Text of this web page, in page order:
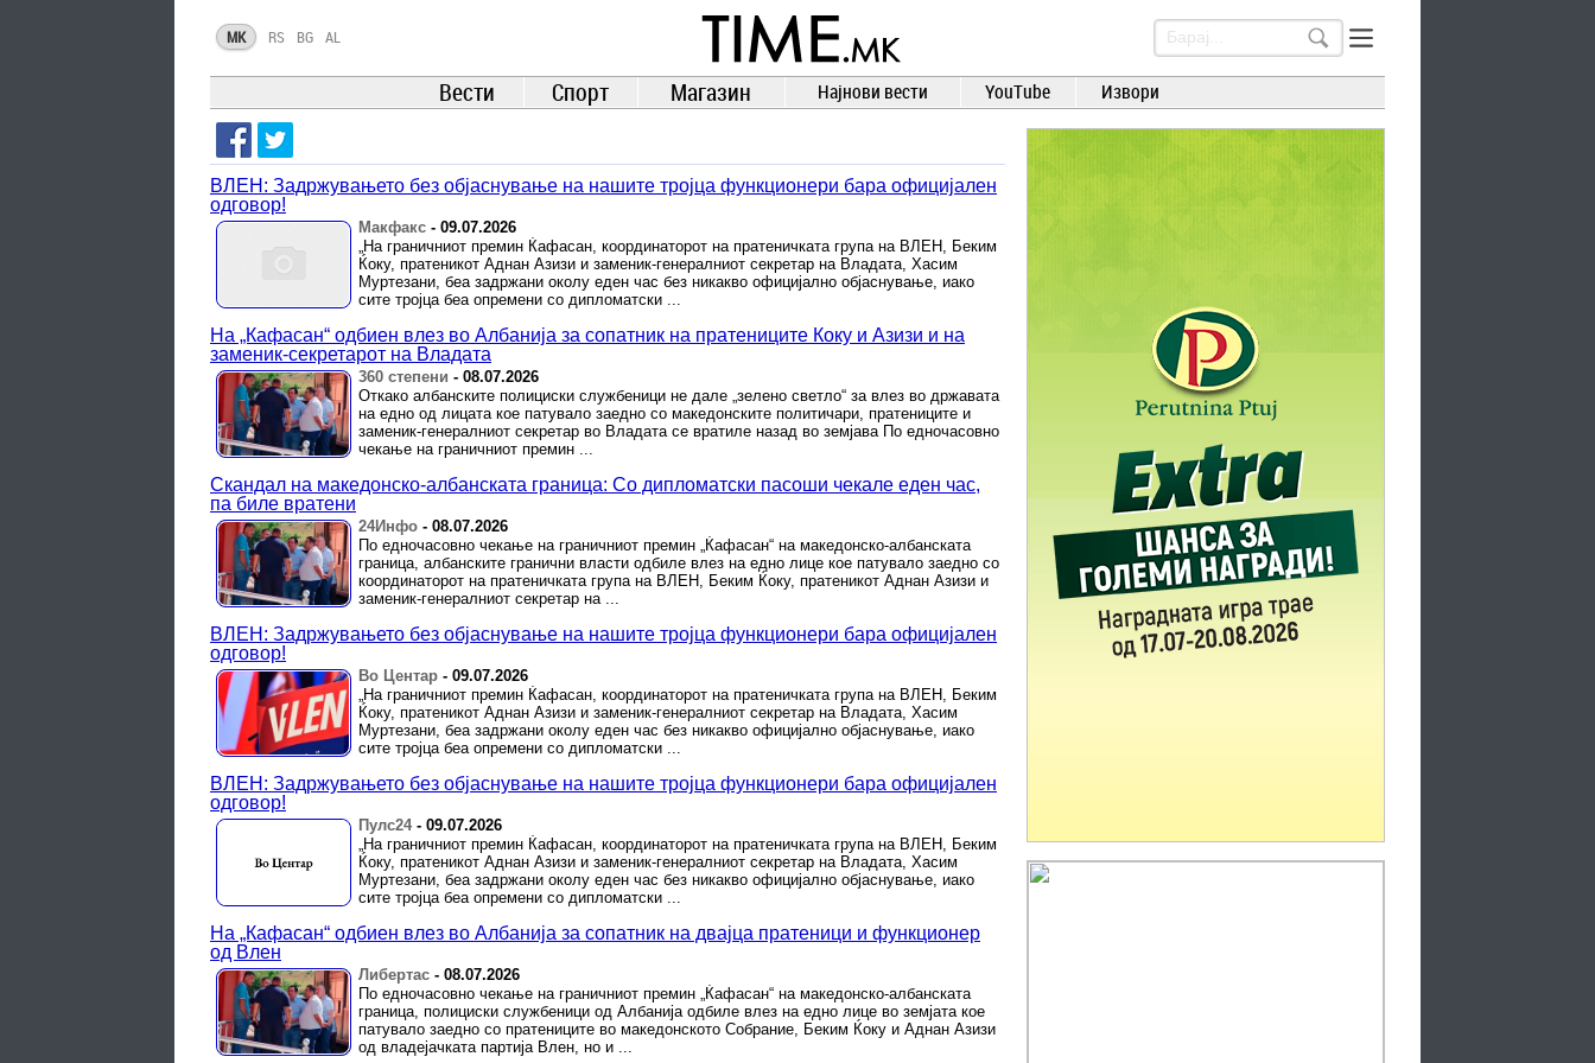
TIME.mk
ВЕСТИ
NEWS
MK RS BG AL
Вести Спорт Магазин Најнови вести YouTube Извори
ВЛЕН: Задржувањето без објаснување на нашите тројца функционери бара официјален
одговор!
Макфакс - 09.07.2026
„На граничниот премин Ќафасан, координаторот на пратеничката група на ВЛЕН, Беким
Ќоку, пратеникот Аднан Азизи и заменик-генералниот секретар на Владата, Хасим
Муртезани, беа задржани околу еден час без никакво официјално објаснување, иако
сите тројца беа опремени со дипломатски ...
На „Ќафасан“ одбиен влез во Албанија за сопатник на пратениците Ќоку и Азизи и на
заменик-секретарот на Владата
360 степени - 08.07.2026
Откако албанските полициски службеници не дале „зелено светло“ за влез во државата
на едно од лицата кое патувало заедно со македонските политичари, пратениците и
заменик-генералниот секретар во Владата се вратиле назад во земјава По едночасовно
чекање на граничниот премин ...
Скандал на македонско-албанската граница: Со дипломатски пасоши чекале еден час,
па биле вратени
24Инфо - 08.07.2026
По едночасовно чекање на граничниот премин „Ќафасан“ на македонско-албанската
граница, албанските гранични власти одбиле влез на едно лице кое патувало заедно со
координаторот на пратеничката група на ВЛЕН, Беким Ќоку, пратеникот Аднан Азизи и
заменик-генералниот секретар на ...
ВЛЕН: Задржувањето без објаснување на нашите тројца функционери бара официјален
одговор!
Во Центар - 09.07.2026
„На граничниот премин Ќафасан, координаторот на пратеничката група на ВЛЕН, Беким
Ќоку, пратеникот Аднан Азизи и заменик-генералниот секретар на Владата, Хасим
Муртезани, беа задржани околу еден час без никакво официјално објаснување, иако
сите тројца беа опремени со дипломатски ...
ВЛЕН: Задржувањето без објаснување на нашите тројца функционери бара официјален
одговор!
Пулс24- 09.07.2026
„На граничниот премин Ќафасан, координаторот на пратеничката група на ВЛЕН, Беким
Ќоку, пратеникот Аднан Азизи и заменик-генералниот секретар на Владата, Хасим
Муртезани, беа задржани околу еден час без никакво официјално објаснување, иако
сите тројца беа опремени со дипломатски ...
На „Ќафасан“ одбиен влез во Албанија за сопатник на двајца пратеници и функционер
од Влен
Либертас - 08.07.2026
По едночасовно чекање на граничниот премин „Ќафасан“ на македонско-албанската
граница, полициски службеници од Албанија одбиле влез на едно лице во земјата кое
патувало заедно со пратениците во македонското Собрание, Беким Ќоку и Аднан Азизи
од владејачката партија Влен, но и ...